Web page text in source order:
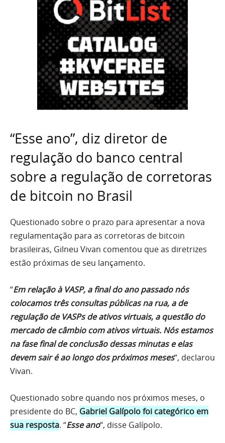
“Esse ano”, diz diretor de
regulação do banco central
sobre a regulação de corretoras
de bitcoin no Brasil
Questionado sobre o prazo para apresentar a nova
regulamentação para as corretoras de bitcoin
brasileiras, Gilneu Vivan comentou que as diretrizes
estão próximas de seu lançamento.
“Em relação à VASP, a final do ano passado nós
colocamos três consultas públicas na rua, a de
regulação de VASPs de ativos virtuais, a questão do
mercado de câmbio com ativos virtuais. Nós estamos
na fase final de conclusão dessas minutas e elas
devem sair é ao longo dos próximos meses“, declarou
Vivan.
Questionado sobre quando nos próximos meses, o
presidente do BC, Gabriel Galípolo foi categórico em
sua resposta. “Esse ano“, disse Galípolo.